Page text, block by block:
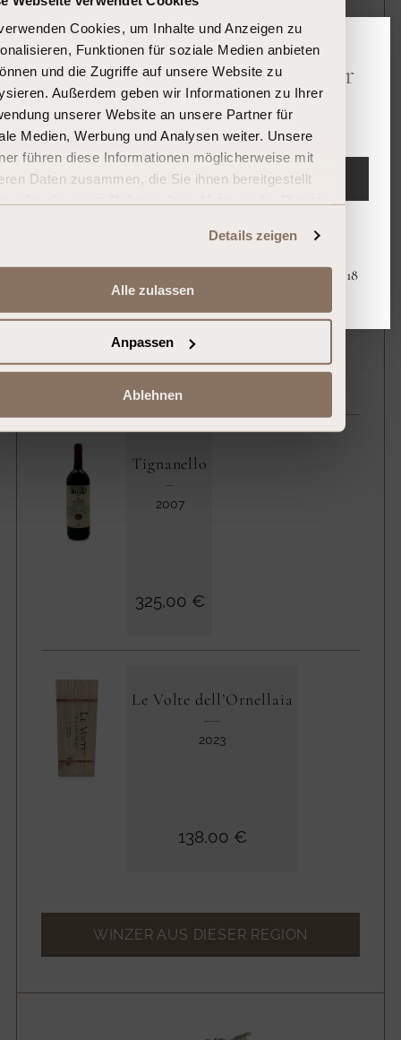
Cookies, um Inhalte und Anzeigen zu
Funktionen für soziale Medien anbieten
und die Zugriffe auf unsere Website zu
Außerdem geben wir Informationen zu Ihrer
unserer Website an unsere Partner für
Medien, Werbung und Analysen weiter. Unsere
führen diese Informationen möglicherweise mit
Daten zusammen, die Sie ihnen bereitgestellt
Details zeigen
Alle zulassen
Anpassen
Ablehnen
Bitte bestätigen Sie Ihr Alter
Sind Sie 18 Jahre oder älter?
EINTRETEN
Verlassen
Mit dem Eintreten erklären Sie, dass Sie mindestens 18
Jahre alt sind.
2021
169,00 €
2018
239,00 €
Tignanello
2007
325,00 €
Le Volte dell’Ornellaia
2023
138,00 €
WINZER AUS DIESER REGION